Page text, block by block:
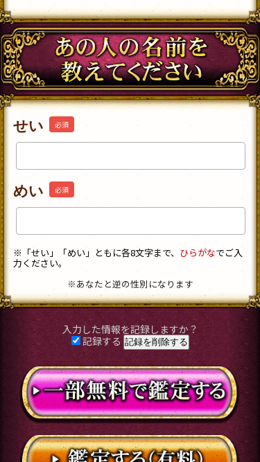
せい 必須
めい 必須
※「せい」「めい」ともに各8文字まで、 ひらがなでご入
力ください。
※あなたと逆の性別になります
入力した情報を記録しますか？
記録する